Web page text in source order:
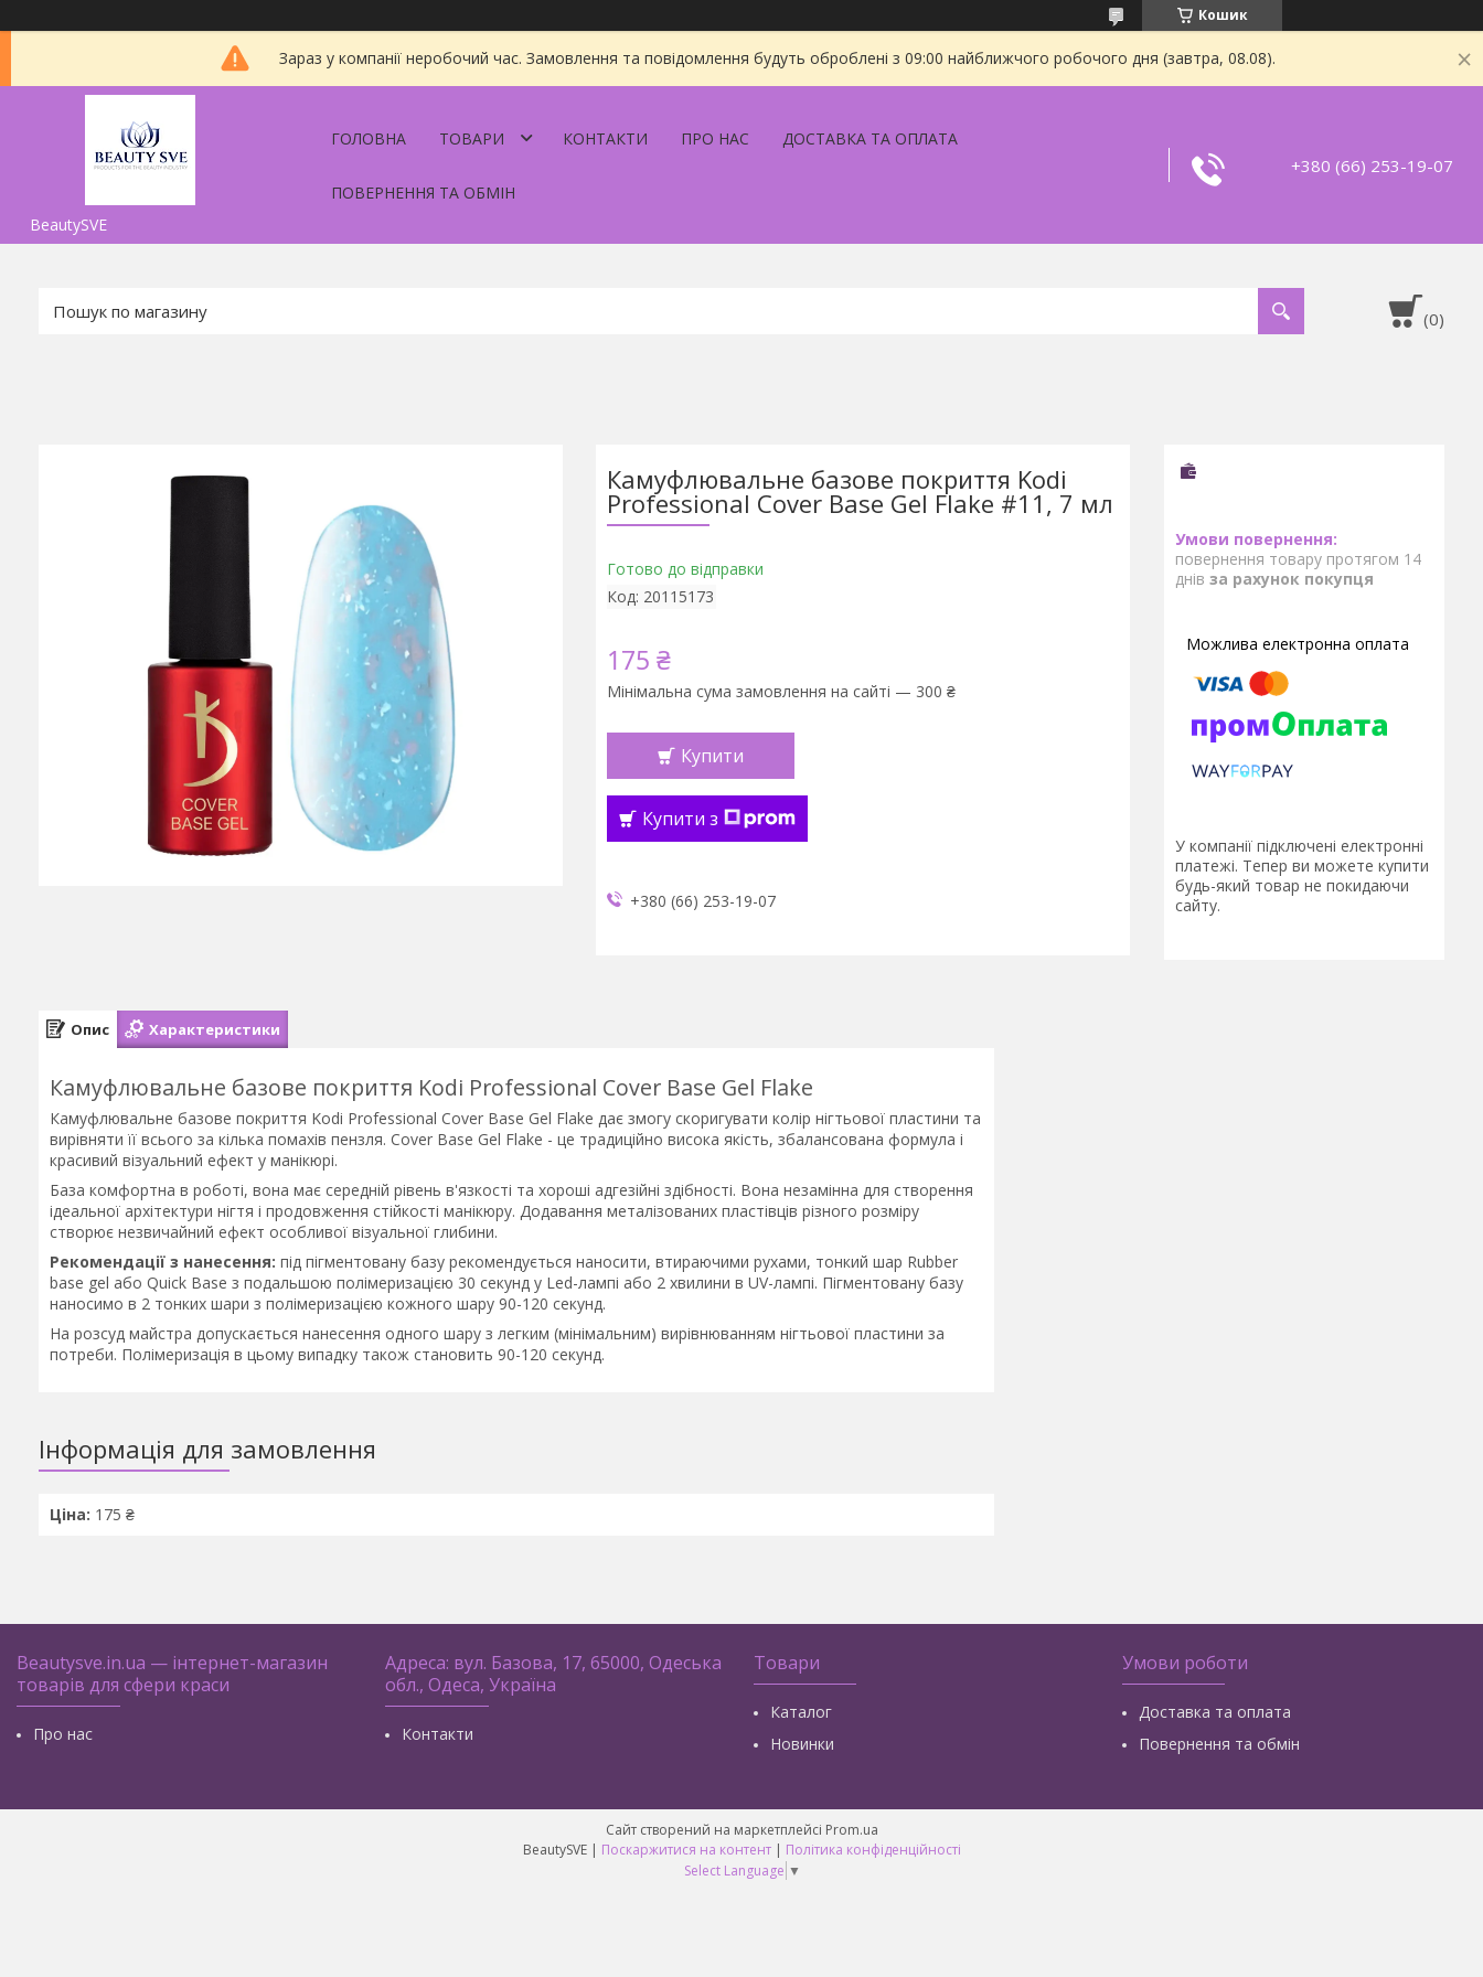
Кошик
Зараз у компанії неробочий час. Замовлення та повідомлення будуть оброблені з 09:00 найближчого робочого дня (завтра, 08.08).
BeautySVE
ГОЛОВНА ТОВАРИ КОНТАКТИ ПРО НАС ДОСТАВКА ТА ОПЛАТА
ПОВЕРНЕННЯ ТА ОБМІН
+380 (66) 253-19-07
Камуфлювальне базове покриття Kodi
Professional Cover Base Gel Flake #11, 7 мл
Готово до відправки
Код: 20115173
175 ₴
Мінімальна сума замовлення на сайті — 300 ₴
Купити
Купити з
+380 (66) 253-19-07
повернення товару протягом 14
днів за рахунок покупця
У компанії підключені електронні
платежі. Тепер ви можете купити
будь-який товар не покидаючи
сайту.
Опис Характеристики
Камуфлювальне базове покриття Kodi Professional Cover Base Gel Flake
Камуфлювальне базове покриття Kodi Professional Cover Base Gel Flake дає змогу скоригувати колір нігтьової пластини та
вирівняти її всього за кілька помахів пензля. Cover Base Gel Flake - це традиційно висока якість, збалансована формула і
красивий візуальний ефект у манікюрі.
База комфортна в роботі, вона має середній рівень в'язкості та хороші адгезійні здібності. Вона незамінна для створення
ідеальної архітектури нігтя і продовження стійкості манікюру. Додавання металізованих пластівців різного розміру
створює незвичайний ефект особливої візуальної глибини.
Рекомендації з нанесення: під пігментовану базу рекомендується наносити, втираючими рухами, тонкий шар Rubber
base gel або Quick Base з подальшою полімеризацією 30 секунд у Led-лампі або 2 хвилини в UV-лампі. Пігментовану базу
наносимо в 2 тонких шари з полімеризацією кожного шару 90-120 секунд.
На розсуд майстра допускається нанесення одного шару з легким (мінімальним) вирівнюванням нігтьової пластини за
потреби. Полімеризація в цьому випадку також становить 90-120 секунд.
Інформація для замовлення
Ціна: 175 ₴
Beautysve.in.ua — інтернет-магазин
товарів для сфери краси
Про нас
Адреса: вул. Базова, 17, 65000, Одеська
обл., Одеса, Україна
Контакти
Товари
Каталог
Новинки
Умови роботи
Доставка та оплата
Повернення та обмін
Сайт створений на маркетплейсі Prom.ua
BeautySVE | Поскаржитися на контент | Політика конфіденційності
Select Language ▼